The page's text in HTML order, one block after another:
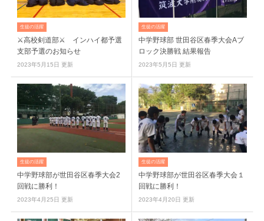
生徒の活躍
⚔高校剣道部⚔ インハイ都予選
支部予選のお知らせ
2023年5月15日 更新
生徒の活躍
中学野球部 世田谷区春季大会Aブ
ロック決勝戦 結果報告
2023年5月5日 更新
生徒の活躍
中学野球部が世田谷区春季大会2
回戦に勝利！
2023年4月25日 更新
生徒の活躍
中学野球部が世田谷区春季大会１
回戦に勝利！
2023年4月20日 更新